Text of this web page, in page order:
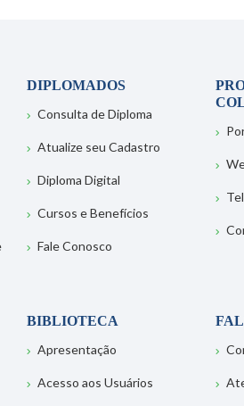
DIPLOMADOS
Consulta de Diploma
Atualize seu Cadastro
Diploma Digital
Cursos e Benefícios
Fale Conosco
BIBLIOTECA
Apresentação
Acesso aos Usuários